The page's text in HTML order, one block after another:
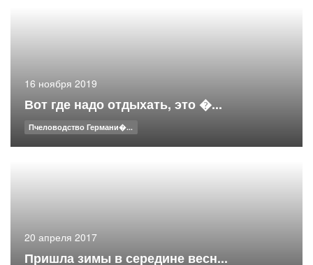
16 ноября 2019
Вот где надо отдыхать, это �...
Пчеловодство Германи�...
20 апреля 2017
Пришла зимы в середине весн...